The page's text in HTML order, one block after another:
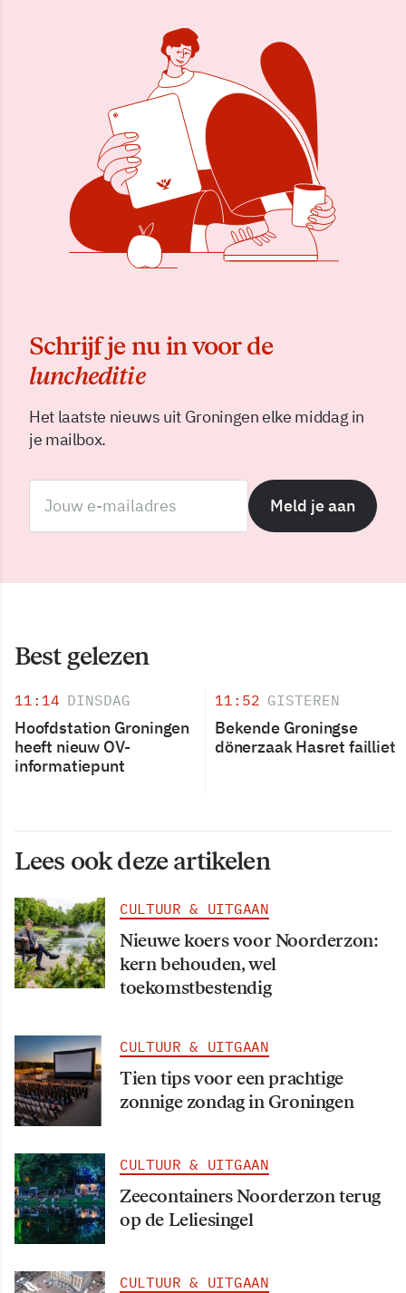
Schrijf je nu in voor de
luncheditie
Het laatste nieuws uit Groningen elke middag in
je mailbox.
Meld je aan
Best gelezen
11:14 DINSDAG
Hoofdstation Groningen
heeft nieuw OV-
informatiepunt
11:52 GISTEREN
Bekende Groningse
dönerzaak Hasret failliet
Lees ook deze artikelen
CULTUUR & UITGAAN
Nieuwe koers voor Noorderzon:
kern behouden, wel
toekomstbestendig
CULTUUR & UITGAAN
Tien tips voor een prachtige
zonnige zondag in Groningen
CULTUUR & UITGAAN
Zeecontainers Noorderzon terug
op de Leliesingel
CULTUUR & UITGAAN